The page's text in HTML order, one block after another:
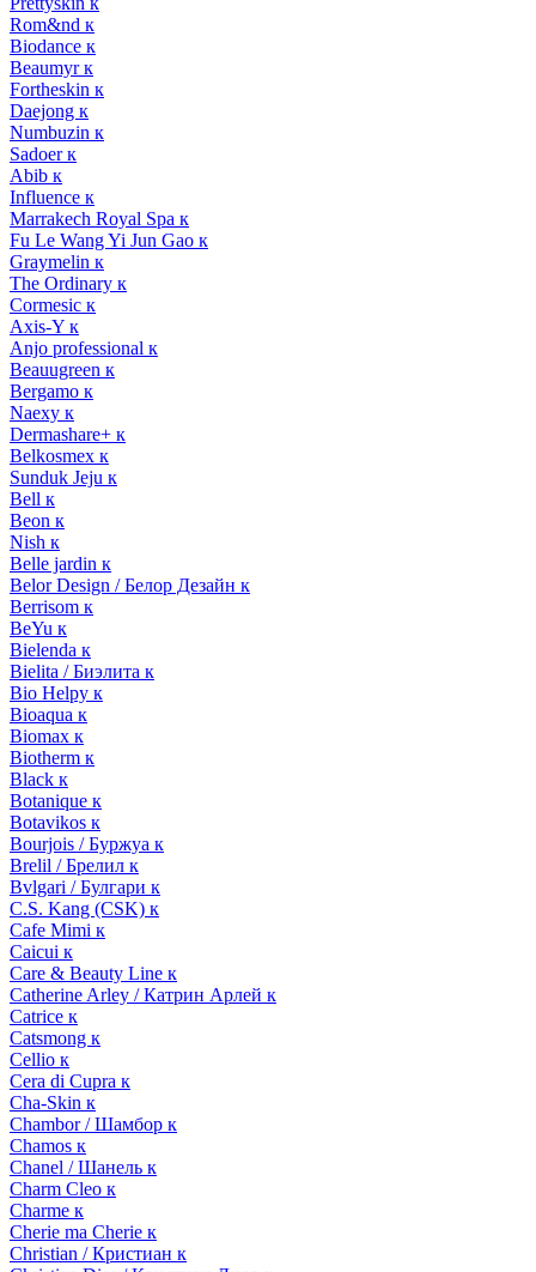
Rom&nd к
Biodance к
Beaumyr к
Fortheskin к
Daejong к
Numbuzin к
Sadoer к
Abib к
Influence к
Marrakech Royal Spa к
Fu Le Wang Yi Jun Gao к
Graymelin к
The Ordinary к
Cormesic к
Axis-Y к
Anjo professional к
Beauugreen к
Bergamo к
Naexy к
Dermashare+ к
Belkosmex к
Sunduk Jeju к
Bell к
Beon к
Nish к
Belle jardin к
Belor Design / Белор Дезайн к
Berrisom к
BeYu к
Bielenda к
Bielita / Биэлита к
Bio Helpy к
Bioaqua к
Biomax к
Biotherm к
Black к
Botanique к
Botavikos к
Bourjois / Буржуа к
Brelil / Брелил к
Bvlgari / Булгари к
C.S. Kang (CSK) к
Cafe Mimi к
Caicui к
Care & Beauty Line к
Catherine Arley / Катрин Арлей к
Catrice к
Catsmong к
Cellio к
Cera di Cupra к
Cha-Skin к
Chambor / Шамбор к
Chamos к
Chanel / Шанель к
Charm Cleo к
Charme к
Cherie ma Cherie к
Christian / Кристиан к